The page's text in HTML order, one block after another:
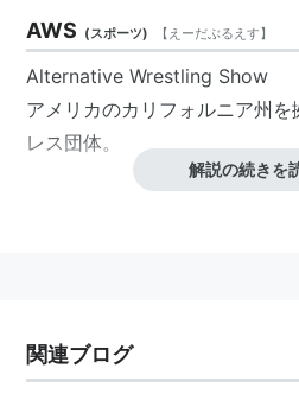
AWS (スポーツ) 【 えーだぶるえす】
Alternative Wrestling Show
アメリカのカリフォルニア州
レス団体。
解説の続きを
関連ブログ